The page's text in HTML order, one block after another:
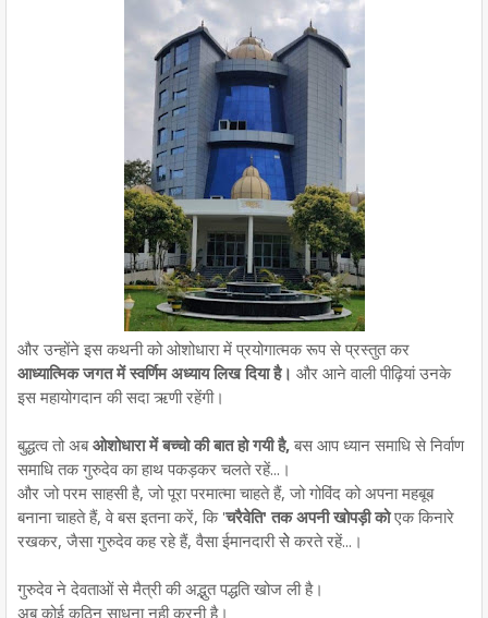
और उन्होंने इस कथनी को ओशोधारा में प्रयोगात्मक रूप से प्रस्तुत कर
आध्यात्मिक जगत में स्वर्णिम अध्याय लिख दिया है। और आने वाली पीढ़ियां उनके
इस महायोगदान की सदा ऋणी रहेंगी।
बुद्धत्व तो अबओशोधारा में बच्चो की बात हो गयी है, बस आप ध्यान समाधि से निर्वाण
समाधि तक गुरुदेव का हाथ पकड़कर चलते रहें...।
और जो परम साहसी है, जो पूरा परमात्मा चाहते हैं, जो गोविंद को अपना महबूब
बनाना चाहते हैं, वे बस इतना करें, कि 'चरैवेति' तक अपनी खोपड़ी कोएक किनारे
रखकर, जैसा गुरुदेव कह रहे हैं, वैसा ईमानदारी सेे करते रहें...।
गुरुदेव ने देवताओं से मैत्री की अद्भुत पद्धति खोज ली है।
अब कोई कठिन साधना नही करनी है।